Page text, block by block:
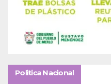
Politica Nacional